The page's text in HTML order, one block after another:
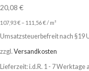
20,08 €
107,93€ – 111,56€/ m²
Umsatzsteuerbefreit nach §19
zzgl. Versandkosten
Lieferzeit:i.d.R. 1 - 7 Werktage